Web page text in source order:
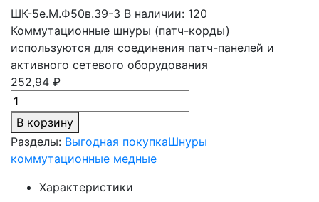
ШК-5e.М.Ф50в.39-3 В наличии: 120
Коммутационные шнуры (патч-корды)
используются для соединения патч-панелей и
активного сетевого оборудования
252,94 ₽
В корзину
Разделы: Выгодная покупкаШнуры
коммутационные медные
Характеристики